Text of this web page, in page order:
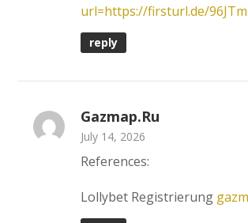
url=https://firsturl.de/
reply
Gazmap.ru
July 14, 2026
References:
Lollybet Registrierung